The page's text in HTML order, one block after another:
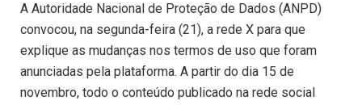
A Autoridade Nacional de Proteção de Dados (ANPD)
convocou, na segunda-feira (21), a rede X para que
explique as mudanças nos termos de uso que foram
anunciadas pela plataforma. A partir do dia 15 de
novembro, todo o conteúdo publicado na rede social